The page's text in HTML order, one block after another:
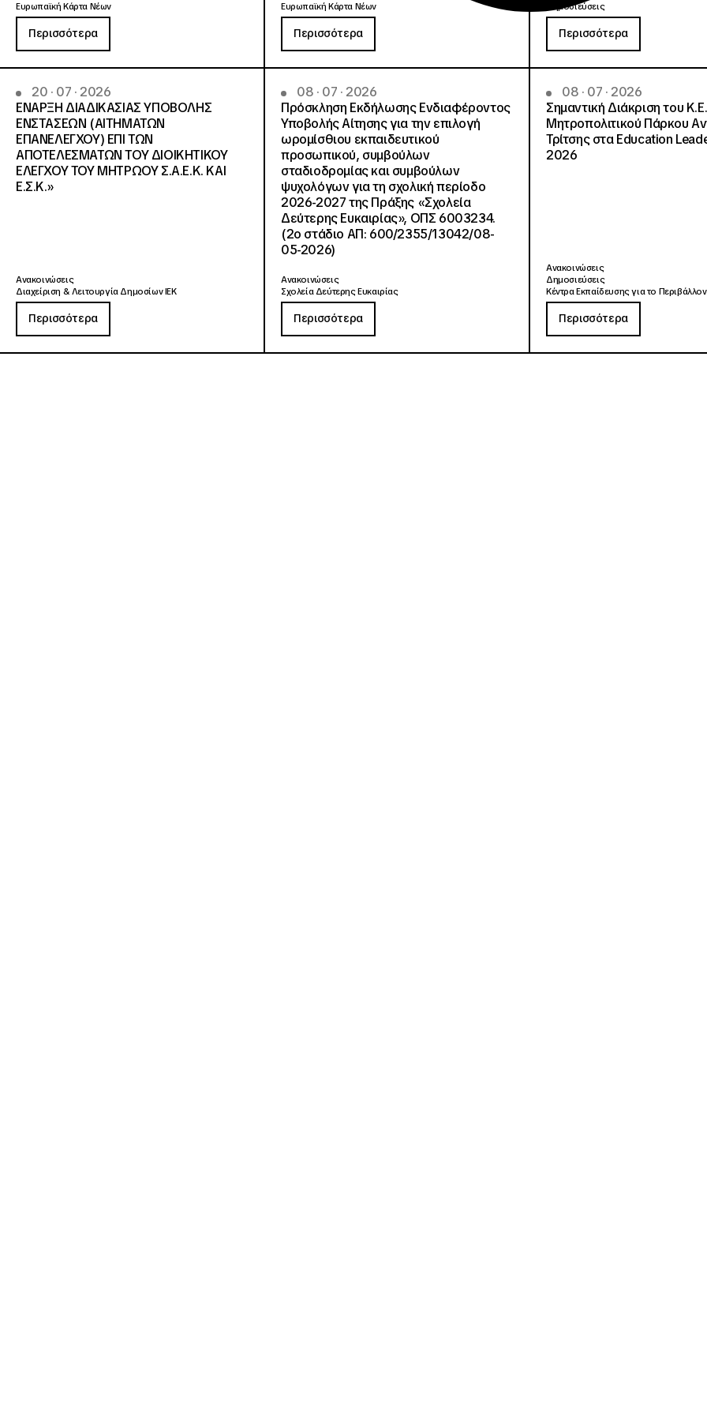
Ευρωπαϊκή Κάρτα Νέων
Περισσότερα
Ευρωπαϊκή Κάρτα Νέων
Περισσότερα
Δημοσιεύσεις
Περισσότερα
20 · 07 · 2026
ΕΝΑΡΞΗ ΔΙΑΔΙΚΑΣΙΑΣ ΥΠΟΒΟΛΗΣ
ΕΝΣΤΑΣΕΩΝ (ΑΙΤΗΜΑΤΩΝ
ΕΠΑΝΕΛΕΓΧΟΥ) ΕΠΙ ΤΩΝ
ΑΠΟΤΕΛΕΣΜΑΤΩΝ ΤΟΥ ΔΙΟΙΚΗΤΙΚΟΥ
ΕΛΕΓΧΟΥ ΤΟΥ ΜΗΤΡΩΟΥ Σ.Α.Ε.Κ. ΚΑΙ
Ε.Σ.Κ.»
Ανακοινώσεις
Διαχείριση & Λειτουργία Δημοσίων ΙΕΚ
Περισσότερα
08 · 07 · 2026
Πρόσκληση Εκδήλωσης Ενδιαφέροντος
Υποβολής Αίτησης για την επιλογή
ωρομίσθιου εκπαιδευτικού
προσωπικού, συμβούλων
σταδιοδρομίας και συμβούλων
ψυχολόγων για τη σχολική περίοδο
2026-2027 της Πράξης «Σχολεία
Δεύτερης Ευκαιρίας», ΟΠΣ 6003234.
(2ο στάδιο ΑΠ: 600/2355/13042/08-
05-2026)
Ανακοινώσεις
Σχολεία Δεύτερης Ευκαιρίας
Περισσότερα
08 · 07 · 2026
Σημαντική Διάκριση του
Μητροπολιτικού Πάρκου
Τρίτσης στα Education
2026
Ανακοινώσεις
Δημοσιεύσεις
Κέντρα Εκπαίδευσης για το
Περισσότερα